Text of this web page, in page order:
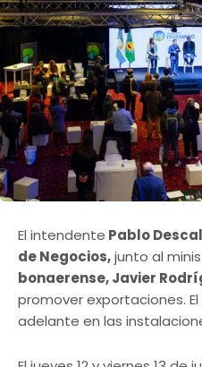
El intendente Pablo
de Negocios,junto al
bonaerense, Javier
promover exportaciones.
adelante en las